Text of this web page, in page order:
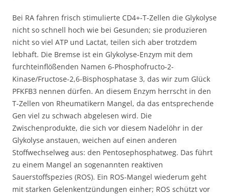
Bei RA fahren frisch stimulierte CD4+-T-Zellen die Glykolyse
nicht so schnell hoch wie bei Gesunden; sie produzieren
nicht so viel ATP und Lactat, teilen sich aber trotzdem
lebhaft. Die Bremse ist ein Glykolyse-Enzym mit dem
furchteinflößenden Namen 6-Phosphofructo-2-
Kinase/Fructose-2,6-Bisphosphatase 3, das wir zum Glück
PFKFB3 nennen dürfen. An diesem Enzym herrscht in den
T-Zellen von Rheumatikern Mangel, da das entsprechende
Gen viel zu schwach abgelesen wird. Die
Zwischenprodukte, die sich vor diesem Nadelöhr in der
Glykolyse anstauen, weichen auf einen anderen
Stoffwechselweg aus: den Pentosephosphatweg. Das führt
zu einem Mangel an sogenannten reaktiven
Sauerstoffspezies (ROS). Ein ROS-Mangel wiederum geht
mit starken Gelenkentzündungen einher; ROS schützt vor